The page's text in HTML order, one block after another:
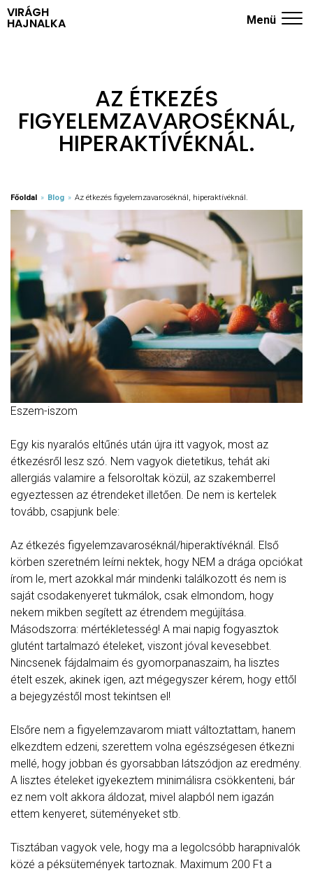
VIRÁGH
HAJNALKA Menü
NYUGODT SZÜLŐK ISKOLÁJA
TRÉNINGEK
RÓLAM
BLOG
KAPCSOLAT
AZ ÉTKEZÉS
FIGYELEMZAVAROSÉKNÁL,
HIPERAKTÍVÉKNÁL.
Főoldal » Blog » Az étkezés figyelemzavaroséknál, hiperaktívéknál.
Eszem-iszom
Egy kis nyaralós eltűnés után újra itt vagyok, most az
étkezésről lesz szó. Nem vagyok dietetikus, tehát aki
allergiás valamire a felsoroltak közül, az szakemberrel
egyeztessen az étrendeket illetően. De nem is kertelek
tovább, csapjunk bele:
Az étkezés figyelemzavaroséknál/hiperaktívéknál. Első
körben szeretném leírni nektek, hogy NEM a drága opciókat
írom le, mert azokkal már mindenki találkozott és nem is
saját csodakenyeret tukmálok, csak elmondom, hogy
nekem mikben segített az étrendem megújítása.
Másodszorra: mértékletesség! A mai napig fogyasztok
glutént tartalmazó ételeket, viszont jóval kevesebbet.
Nincsenek fájdalmaim és gyomorpanaszaim, ha lisztes
ételt eszek, akinek igen, azt mégegyszer kérem, hogy ettől
a bejegyzéstől most tekintsen el!
Elsőre nem a figyelemzavarom miatt változtattam, hanem
elkezdtem edzeni, szerettem volna egészségesen étkezni
mellé, hogy jobban és gyorsabban látszódjon az eredmény.
A lisztes ételeket igyekeztem minimálisra csökkenteni, bár
ez nem volt akkora áldozat, mivel alapból nem igazán
ettem kenyeret, süteményeket stb.
Tisztában vagyok vele, hogy ma a legolcsóbb harapnivalók
közé a péksütemények tartoznak. Maximum 200 Ft a